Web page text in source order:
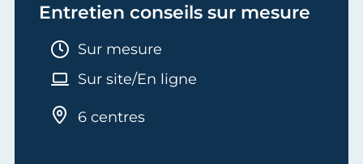
Entretien conseils sur mesure
Durée :
Sur mesure
Sur site/En ligne
6 centres